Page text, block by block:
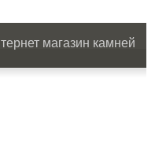
магазин камней